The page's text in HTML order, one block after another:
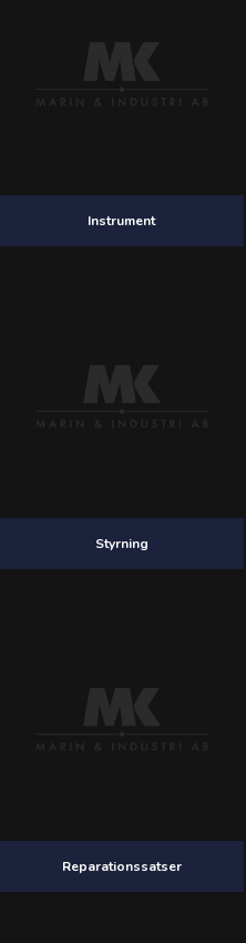
Instrument
Styrning
Reparationssatser